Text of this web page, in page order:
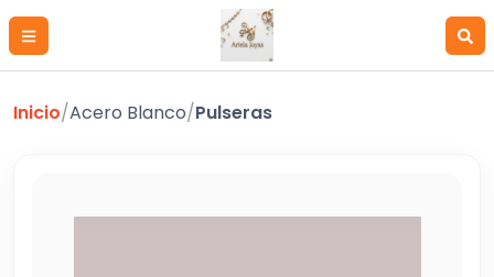
Inicio/Acero Blanco/Pulseras